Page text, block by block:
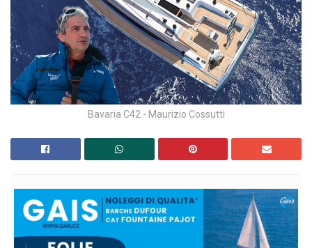
Bavaria C42 - Maurizio Cossutti